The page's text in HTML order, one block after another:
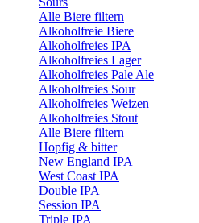
Alle Biere filtern
Alkoholfreie Biere
Alkoholfreies IPA
Alkoholfreies Lager
Alkoholfreies Pale Ale
Alkoholfreies Sour
Alkoholfreies Weizen
Alkoholfreies Stout
Alle Biere filtern
Hopfig & bitter
New England IPA
West Coast IPA
Double IPA
Session IPA
Triple IPA